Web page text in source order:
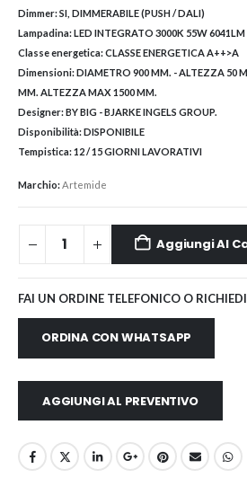
Dimmer:SI, DIMMERABILE (PUSH / DALI)
Lampadina:LED INTEGRATO 3000K 55W 6041LM
Classe energetica:CLASSE ENERGETICA A++>A
Dimensioni:DIAMETRO 900 MM. - ALTEZZA 50
MM. ALTEZZA MAX 1500 MM.
Designer:BY BIG - BJARKE INGELS GROUP.
Disponibilità:DISPONIBILE
Tempistica:12 / 15 GIORNI LAVORATIVI
Marchio:Artemide
Aggiungi Al
FAI UN ORDINE TELEFONICO O
ORDINA CON WHATSAPP
AGGIUNGI AL PREVENTIVO